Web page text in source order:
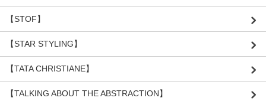
【STOF】
【STAR STYLING】
【TATA CHRISTIANE】
【TALKING ABOUT THE ABSTRACTION】